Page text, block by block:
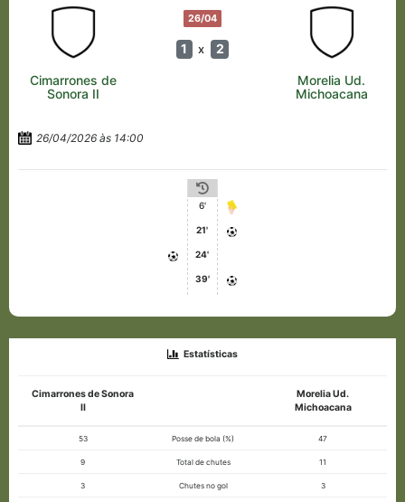
26/04
1 x 2
Cimarrones de
Sonora II
Morelia Ud.
Michoacana
26/04/2026 às 14:00
6'
21'
24'
39'
Estatísticas
Cimarrones de Sonora
II
Morelia Ud.
Michoacana
53 Posse de bola (%) 47
9 Total de chutes 11
3 Chutes no gol 3